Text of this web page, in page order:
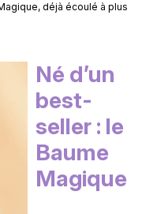
déjà écoulé à plus
Né d’un
best-
seller : le
Baume
Magique